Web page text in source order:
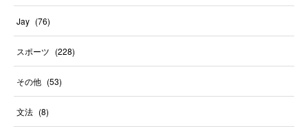
Jay (76)
スポーツ (228)
その他 (53)
文法 (8)